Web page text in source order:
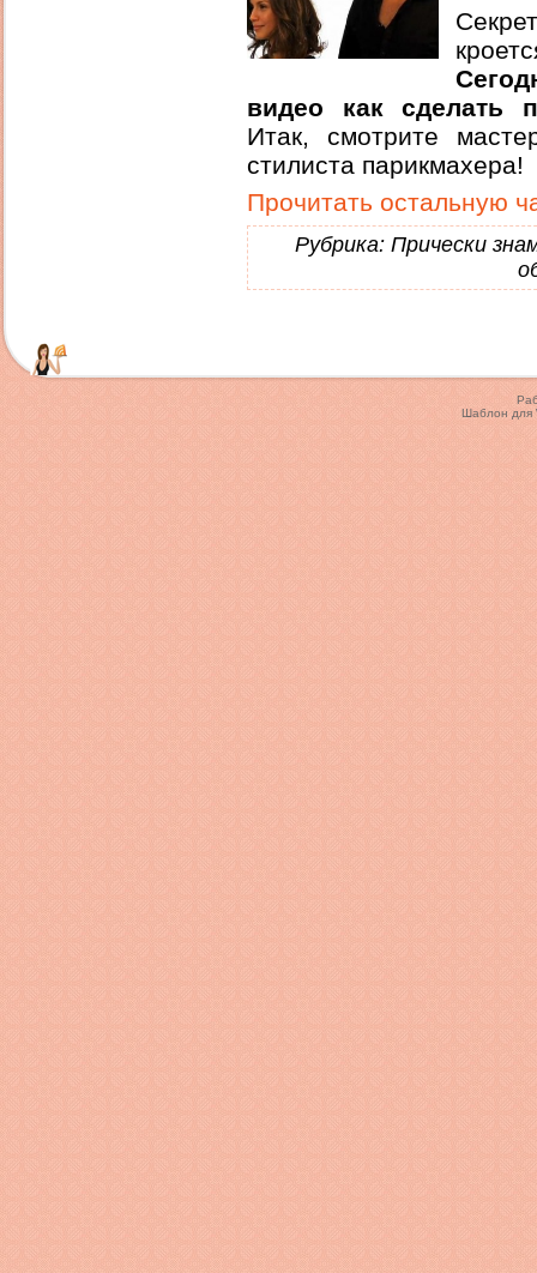
видео как сделать
Итак, смотрите
стилиста парикмахера!
Прочитать остальную
Рубрика: Прически
Шаблон для